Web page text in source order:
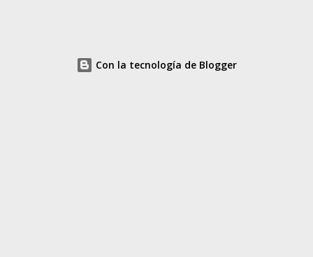
aunque no ejerce exactamente de abogado. Su trabajo consiste
Con la tecnología de Blogger